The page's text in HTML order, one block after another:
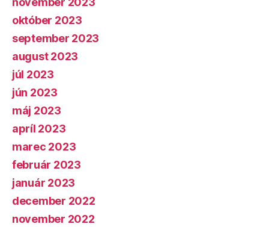
október 2023
september 2023
august 2023
júl 2023
jún 2023
máj 2023
apríl 2023
marec 2023
február 2023
január 2023
december 2022
november 2022